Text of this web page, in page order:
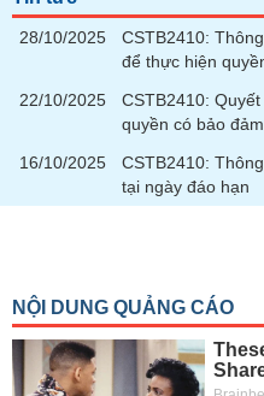
28/10/2025
CSTB2410:
để thực hiện
22/10/2025
CSTB2410:
quyền có bảo đảm
16/10/2025
CSTB2410:
tại ngày đáo hạn
đầu
Truyền
thông
chính